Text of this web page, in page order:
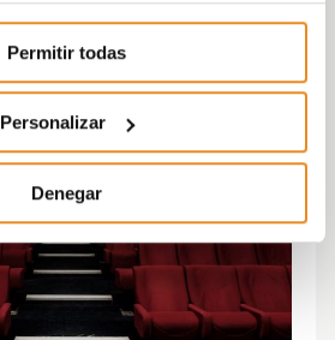
Permitir todas
Personalizar
Denegar